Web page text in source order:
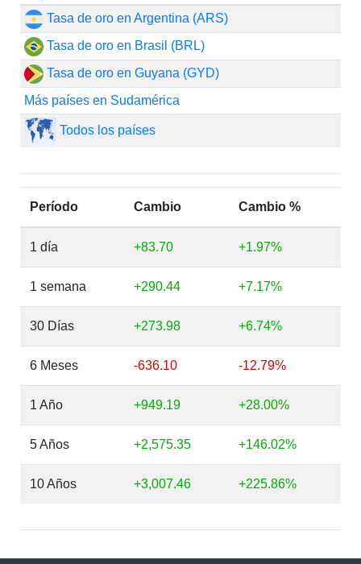
Tasa de oro en Argentina (ARS)
Tasa de oro en Brasil (BRL)
Tasa de oro en Guyana (GYD)
Más países en Sudamérica
Todos los países
Período Cambio Cambio %
1 día +83.70 +1.97%
1 semana +290.44 +7.17%
30 Días +273.98 +6.74%
6 Meses -636.10 -12.79%
1 Año +949.19 +28.00%
5 Años +2,575.35 +146.02%
10 Años +3,007.46 +225.86%